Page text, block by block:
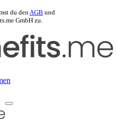
du denAGB und
GmbH zu.